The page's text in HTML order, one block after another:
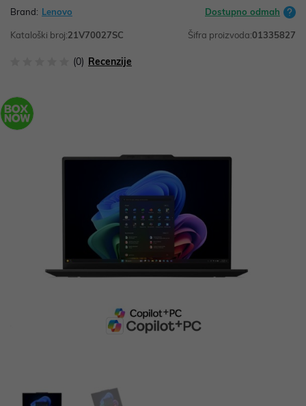
Brand: Lenovo Dostupno odmah
Kataloški broj:21V70027SC Šifra proizvoda:01335827
(0) Recenzije